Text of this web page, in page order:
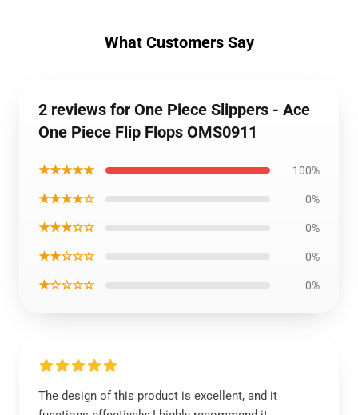
What Customers Say
2 reviews for One Piece Slippers - Ace
One Piece Flip Flops OMS0911
★★★★★ 100%
★★★★☆ 0%
★★★☆☆ 0%
★★☆☆☆ 0%
★☆☆☆☆ 0%
The design of this product is excellent, and it